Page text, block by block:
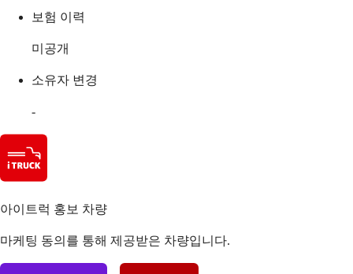
보험 이력
미공개
소유자 변경
-
아이트럭 홍보 차량
마케팅 동의를 통해 제공받은 차량입니다.